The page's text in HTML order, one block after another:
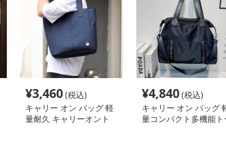
¥3,460(税込)
キャリー オン バッグ 軽
量耐久 キャリーオント
¥4,840(税込)
キャリー オン バッグ
量コンパクト多機能ト